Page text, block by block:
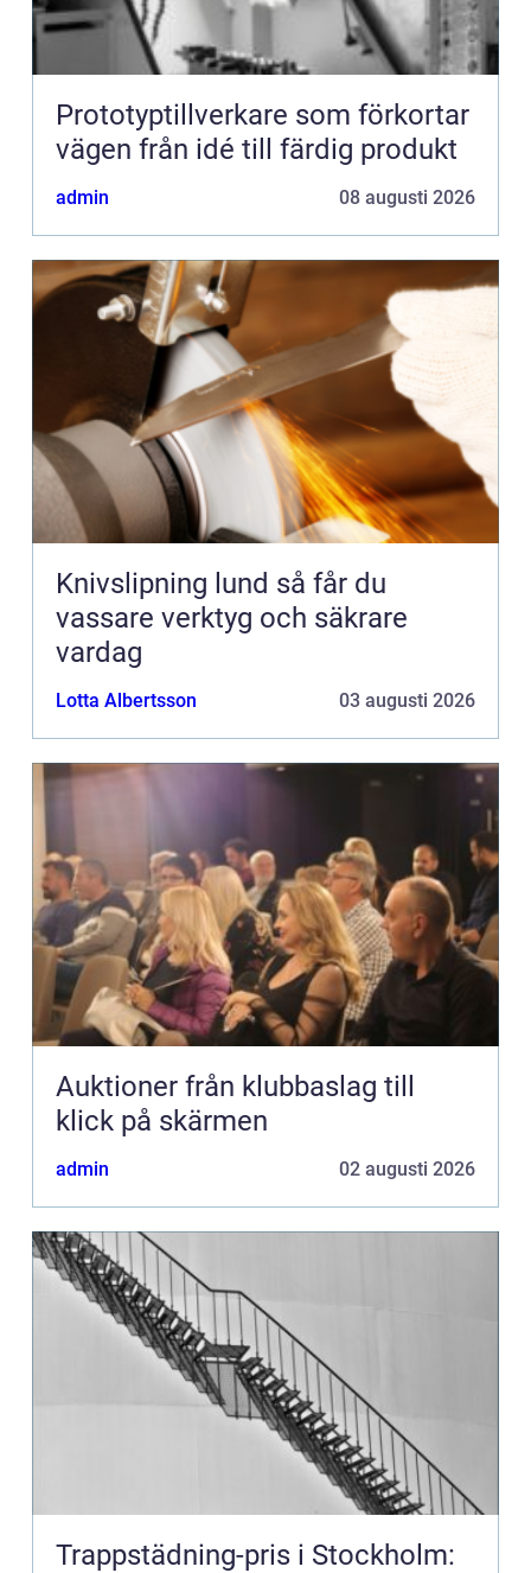
Prototyptillverkare som förkortar
vägen från idé till färdig produkt
admin 08 augusti 2026
Knivslipning lund så får du
vassare verktyg och säkrare
vardag
Lotta Albertsson 03 augusti 2026
Auktioner från klubbaslag till
klick på skärmen
admin 02 augusti 2026
Trappstädning-pris i Stockholm: